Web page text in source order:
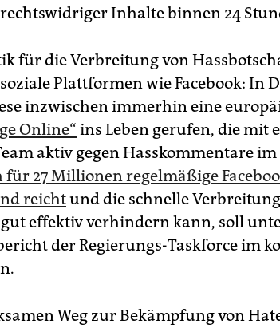
Inhalte binnen 24
für die Verbreitung von
Plattformen wie Facebook: In
inzwischen immerhin eine
Online“ ins Leben gerufen, die mit
aktiv gegen Hasskommentare
für 27 Millionen regelmäßige
reichtund die schnelle
effektiv verhindern kann, soll
der Regierungs-Taskforce im
Weg zur Bekämpfung von